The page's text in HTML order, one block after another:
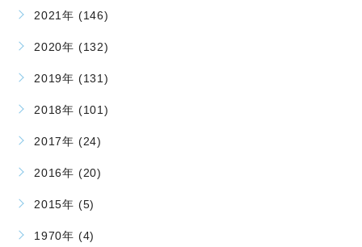
2021年 (146)
2020年 (132)
2019年 (131)
2018年 (101)
2017年 (24)
2016年 (20)
2015年 (5)
1970年 (4)